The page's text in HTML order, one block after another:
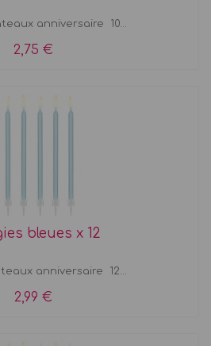
anniversaire 10...
2,75 €
bleues x 12
anniversaire 12...
2,99 €